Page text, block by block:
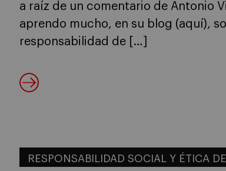
a raíz de un comentario de Antonio
aprendo mucho, en su blog (aquí),
responsabilidad de […]
RESPONSABILIDAD SOCIAL Y ÉTICA